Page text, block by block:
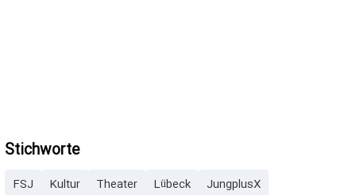
Stichworte
FSJ Kultur Theater Lübeck
JungplusX